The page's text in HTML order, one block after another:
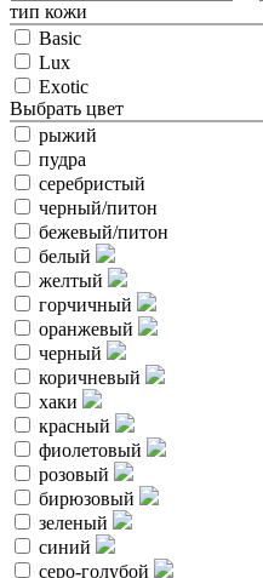
тип кожи
Basic
Lux
Exotic
Выбрать цвет
рыжий
пудра
серебристый
черный/питон
бежевый/питон
белый
желтый
горчичный
оранжевый
черный
коричневый
хаки
красный
фиолетовый
розовый
бирюзовый
зеленый
синий
серо-голубой